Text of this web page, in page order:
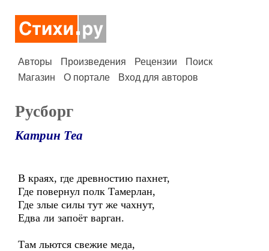
Авторы Произведения Рецензии
Поиск
Магазин
О портале Вход для авторов
Русборг
Катрин Теа
В краях, где древностию пахнет,
Где повернул полк Тамерлан,
Где злые силы тут же чахнут,
Едва ли запоёт варган.
Там льются свежие меда,